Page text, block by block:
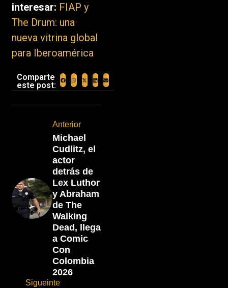
interesar: FIAP y
The Drum: una
nueva vitrina global
para Iberoamérica
Comparte
este post:
Anterior
Michael
Cudlitz, el
actor
detrás de
Lex Luthor
y Abraham
de The
Walking
Dead, llega
a Comic
Con
Colombia
2026
Sigueinte